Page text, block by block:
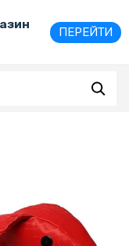
ПЕРЕЙТИ